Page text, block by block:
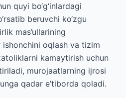
quyi bo‘g‘inlardagi
beruvchi ko‘zgu
mas’ullarining
ishonchini oqlash va tizim
kamaytirish uchun
murojaatlarning ijrosi
qadar e’tiborda qoladi.